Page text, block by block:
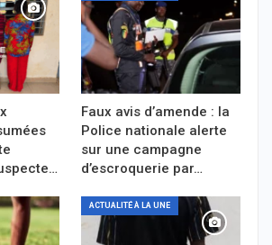
Faux avis d’amende : la
Police nationale alerte
sur une campagne
d’escroquerie par…
ACTUALITÉ À LA UNE